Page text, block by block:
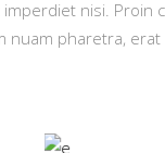
nisi.
pharetra,